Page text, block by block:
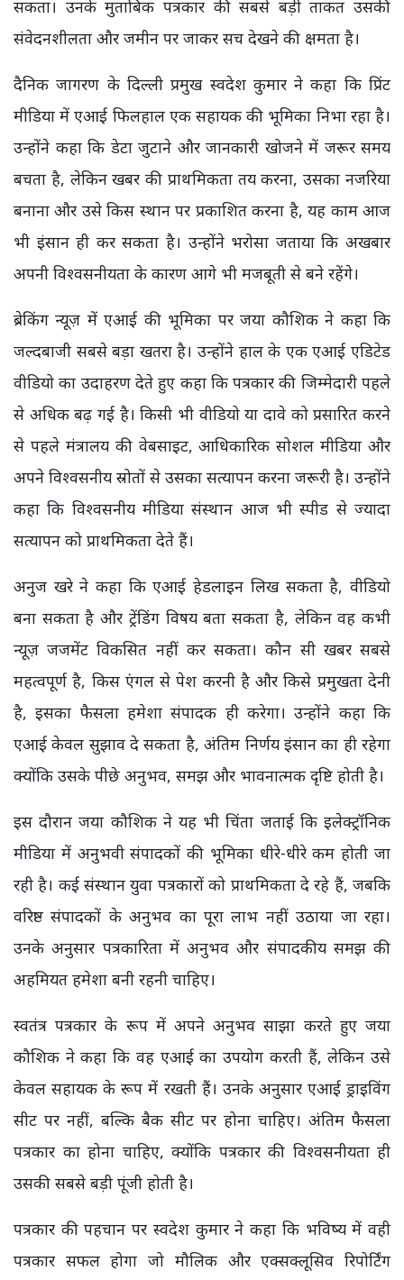
सकता। उनके मुताबिक पत्रकार की सबसे बड़ी ताकत उसकी
संवेदनशीलता और जमीन पर जाकर सच देखने की क्षमता है।
दैनिक जागरण के दिल्ली प्रमुख स्वदेश कुमार ने कहा कि प्रिंट
मीडिया में एआई फिलहाल एक सहायक की भूमिका निभा रहा है।
उन्होंने कहा कि डेटा जुटाने और जानकारी खोजने में जरूर समय
बचता है, लेकिन खबर की प्राथमिकता तय करना, उसका नजरिया
बनाना और उसे किस स्थान पर प्रकाशित करना है, यह काम आज
भी इंसान ही कर सकता है। उन्होंने भरोसा जताया कि अखबार
अपनी विश्वसनीयता के कारण आगे भी मजबूती से बने रहेंगे।
ब्रेकिंग न्यूज़ में एआई की भूमिका पर जया कौशिक ने कहा कि
जल्दबाजी सबसे बड़ा खतरा है। उन्होंने हाल के एक एआई एडिटेड
वीडियो का उदाहरण देते हुए कहा कि पत्रकार की जिम्मेदारी पहले
से अधिक बढ़ गई है। किसी भी वीडियो या दावे को प्रसारित करने
से पहले मंत्रालय की वेबसाइट, आधिकारिक सोशल मीडिया और
अपने विश्वसनीय स्रोतों से उसका सत्यापन करना जरूरी है। उन्होंने
कहा कि विश्वसनीय मीडिया संस्थान आज भी स्पीड से ज्यादा
सत्यापन को प्राथमिकता देते हैं।
अनुज खरे ने कहा कि एआई हेडलाइन लिख सकता है, वीडियो
बना सकता है और ट्रेंडिंग विषय बता सकता है, लेकिन वह कभी
न्यूज़ जजमेंट विकसित नहीं कर सकता। कौन सी खबर सबसे
महत्वपूर्ण है, किस एंगल से पेश करनी है और किसे प्रमुखता देनी
है, इसका फैसला हमेशा संपादक ही करेगा। उन्होंने कहा कि
एआई केवल सुझाव दे सकता है, अंतिम निर्णय इंसान का ही रहेगा
क्योंकि उसके पीछे अनुभव, समझ और भावनात्मक दृष्टि होती है।
इस दौरान जया कौशिक ने यह भी चिंता जताई कि इलेक्ट्रॉनिक
मीडिया में अनुभवी संपादकों की भूमिका धीरे-धीरे कम होती जा
रही है। कई संस्थान युवा पत्रकारों को प्राथमिकता दे रहे हैं, जबकि
वरिष्ठ संपादकों के अनुभव का पूरा लाभ नहीं उठाया जा रहा।
उनके अनुसार पत्रकारिता में अनुभव और संपादकीय समझ की
अहमियत हमेशा बनी रहनी चाहिए।
स्वतंत्र पत्रकार के रूप में अपने अनुभव साझा करते हुए जया
कौशिक ने कहा कि वह एआई का उपयोग करती हैं, लेकिन उसे
केवल सहायक के रूप में रखती हैं। उनके अनुसार एआई ड्राइविंग
सीट पर नहीं, बल्कि बैक सीट पर होना चाहिए। अंतिम फैसला
पत्रकार का होना चाहिए, क्योंकि पत्रकार की विश्वसनीयता ही
उसकी सबसे बड़ी पूंजी होती है।
पत्रकार की पहचान पर स्वदेश कुमार ने कहा कि भविष्य में वही
पत्रकार सफल होगा जो मौलिक और एक्सक्लूसिव रिपोर्टिंग